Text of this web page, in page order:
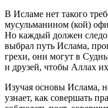
В Исламе нет такого
мусульманином (кой)
Но каждый должен
выбрал путь Ислама,
грехи, они могут в
и друзей, чтобы Аллах
Изучая основы Ислама,
узнает, как совершать